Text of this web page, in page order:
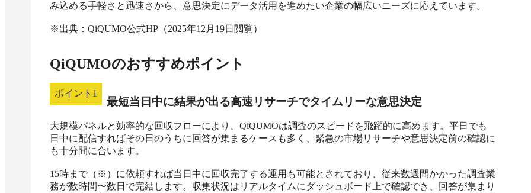
み込める手軽さと迅速さから、意思決定にデータ活用を進めたい企業の幅広いニーズに応えています。
※出典：QiQUMO公式HP（2025年12月19日閲覧）
QiQUMOのおすすめポイント
ポイント 1
最短当日中に結果が出る高速リサーチでタイムリーな意思決定
大規模パネルと効率的な回収フローにより、QiQUMOは調査のスピードを飛躍的に高めます。平日でも
日中に配信すればその日のうちに回答が集まるケースも多く、緊急の市場リサーチや意思決定前の確認に
も十分間に合います。
15時まで（※）に依頼すれば当日中に回収完了する運用も可能とされており、従来数週間かかった調査業
務が数時間〜数日で完結します。収集状況はリアルタイムにダッシュボード上で確認でき、回答が集まり